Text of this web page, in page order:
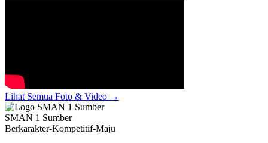
Lihat Semua Foto & Video →
SMAN 1 Sumber
Berkarakter-Kompetitif-Maju